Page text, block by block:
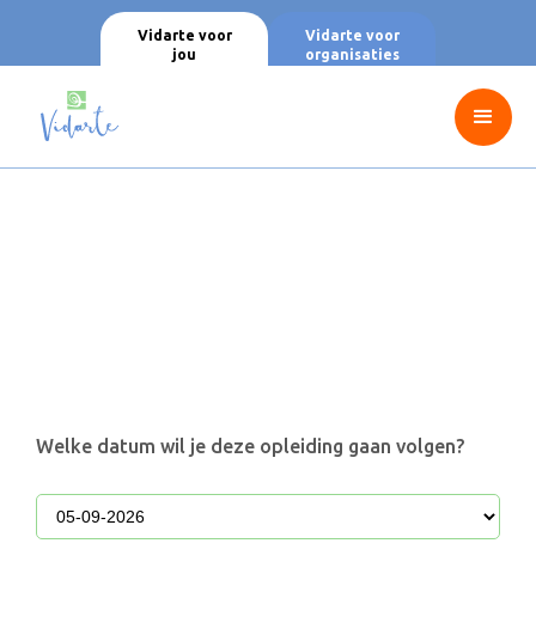
Vidarte voor
jou
Vidarte voor
organisaties
Welke datum wil je deze opleiding gaan volgen?